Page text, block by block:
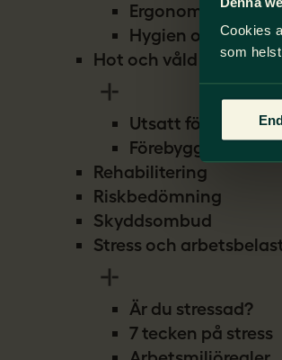
Cookies
som
Ergonomi
Hygien och smitta
Hot och våld
Utsatt för hot
Förebygg hot
Rehabilitering
Riskbedömning
Skyddsombud
Stress och
Är du stressad?
7 tecken på stress